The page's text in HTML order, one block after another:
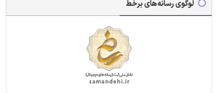
لوگوی رسانه‌های برخط